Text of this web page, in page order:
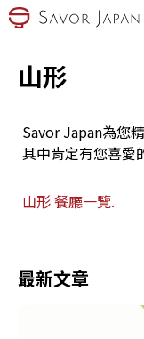
山形
Savor Japan為您
其中肯定有您喜愛
山形 餐廳一覽.
最新文章